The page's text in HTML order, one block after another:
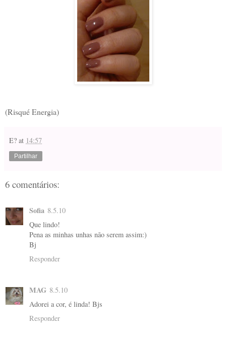
(Risqué Energia)
E? at 14:57
Partilhar
6 comentários:
Sofia 8.5.10
Que lindo!
Pena as minhas unhas não serem assim:)
Bj
Responder
MAG 8.5.10
Adorei a cor, é linda! Bjs
Responder